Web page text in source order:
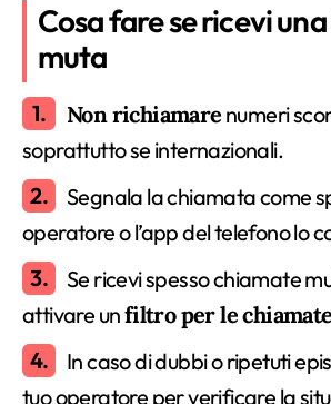
Cosa fare se ricevi
muta
Non richiamare numeri
soprattutto se internazionali.
Segnala la chiamata come
operatore o l’app del telefono lo
Se ricevi spesso chiamate
attivare unfiltro per le
In caso di dubbi o ripetuti
tuo operatore per verificare la